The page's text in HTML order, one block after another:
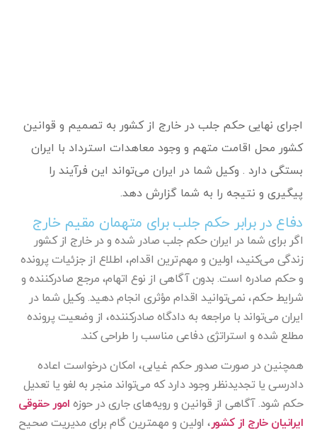
اجرای نهایی حکم جلب در خارج از کشور به تصمیم و قوانین
کشور محل اقامت متهم و وجود معاهدات استرداد با ایران
بستگی دارد . وکیل شما در ایران می‌تواند این فرآیند را
پیگیری و نتیجه را به شما گزارش دهد.
دفاع در برابر حکم جلب برای متهمان مقیم خارج
اگر برای شما در ایران حکم جلب صادر شده و در خارج از کشور
زندگی می‌کنید، اولین و مهم‌ترین اقدام، اطلاع از جزئیات پرونده
و حکم صادره است. بدون آگاهی از نوع اتهام، مرجع صادرکننده و
شرایط حکم، نمی‌توانید اقدام مؤثری انجام دهید. وکیل شما در
ایران می‌تواند با مراجعه به دادگاه صادرکننده، از وضعیت پرونده
مطلع شده و استراتژی دفاعی مناسب را طراحی کند.
همچنین در صورت صدور حکم غیابی، امکان درخواست اعاده
دادرسی یا تجدیدنظر وجود دارد که می‌تواند منجر به لغو یا تعدیل
حکم شود. آگاهی از قوانین و رویه‌های جاری در حوزه امور حقوقی
ایرانیان خارج از کشور، اولین و مهمترین گام برای مدیریت صحیح